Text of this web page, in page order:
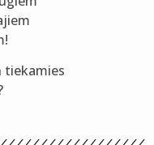
tiekamies